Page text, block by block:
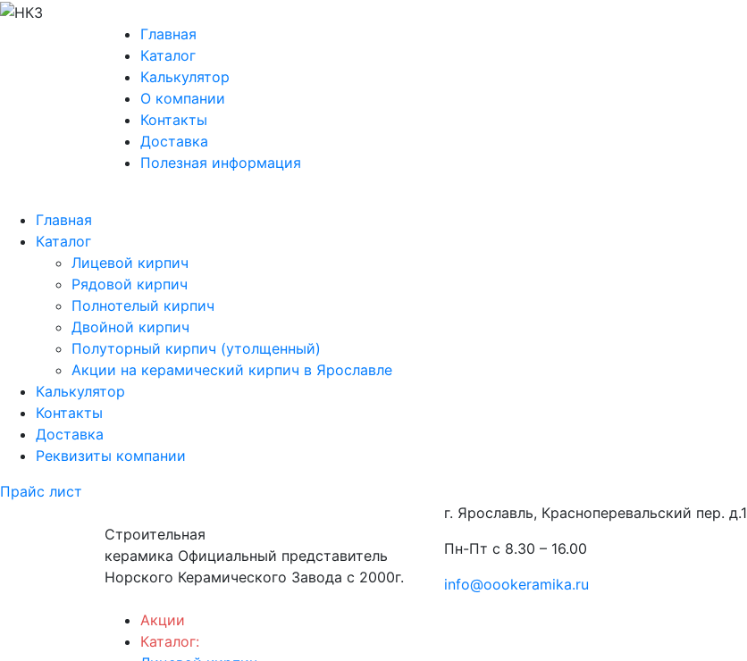
Главная
Каталог
Калькулятор
О компании
Контакты
Доставка
Полезная информация
Главная
Каталог
Лицевой кирпич
Рядовой кирпич
Полнотелый кирпич
Двойной кирпич
Полуторный кирпич (утолщенный)
Акции на керамический кирпич в Ярославле
Калькулятор
Контакты
Доставка
Реквизиты компании
Прайс лист
Строительная
керамика Официальный представитель
Норского Керамического Завода с 2000г.
г. Ярославль, Красноперевальский пер. д.1
Пн-Пт с 8.30 – 16.00
info@oookeramika.ru
Акции
Каталог: